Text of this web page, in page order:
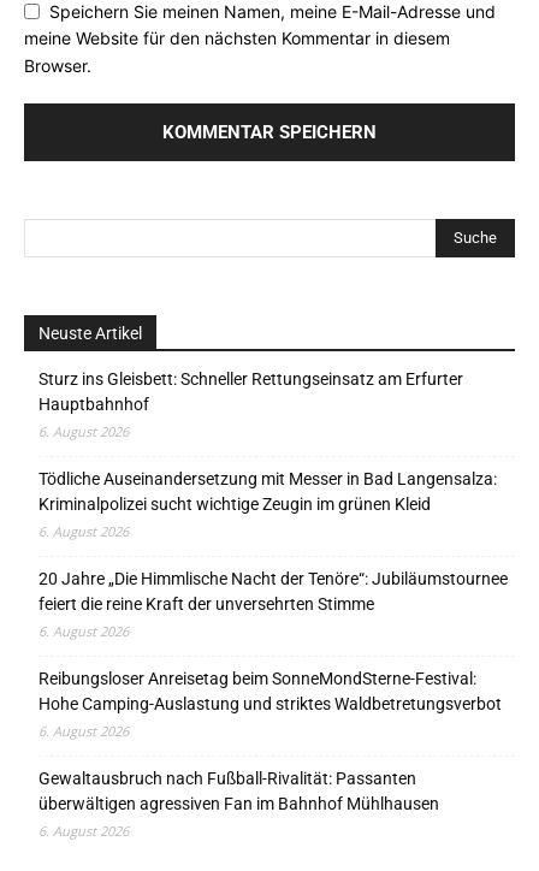
Speichern Sie meinen Namen, meine E-Mail-Adresse und
meine Website für den nächsten Kommentar in diesem
Browser.
Neuste Artikel
Sturz ins Gleisbett: Schneller Rettungseinsatz am Erfurter
Hauptbahnhof
6. August 2026
Tödliche Auseinandersetzung mit Messer in Bad Langensalza:
Kriminalpolizei sucht wichtige Zeugin im grünen Kleid
6. August 2026
20 Jahre „Die Himmlische Nacht der Tenöre“: Jubiläumstournee
feiert die reine Kraft der unversehrten Stimme
6. August 2026
Reibungsloser Anreisetag beim SonneMondSterne-Festival:
Hohe Camping-Auslastung und striktes Waldbetretungsverbot
6. August 2026
Gewaltausbruch nach Fußball-Rivalität: Passanten
überwältigen agressiven Fan im Bahnhof Mühlhausen
6. August 2026